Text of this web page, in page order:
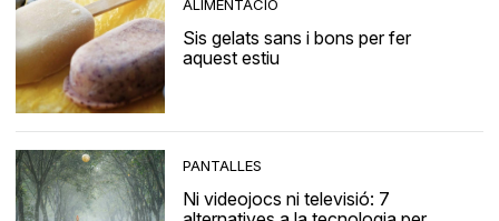
ALIMENTACIÓ
Sis gelats sans i bons per fer
aquest estiu
PANTALLES
Ni videojocs ni televisió: 7